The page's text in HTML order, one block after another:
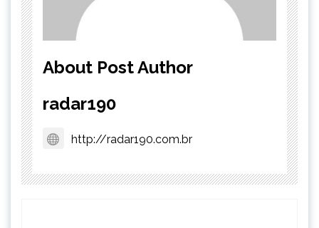
About Post Author
radar190
http://radar190.com.br